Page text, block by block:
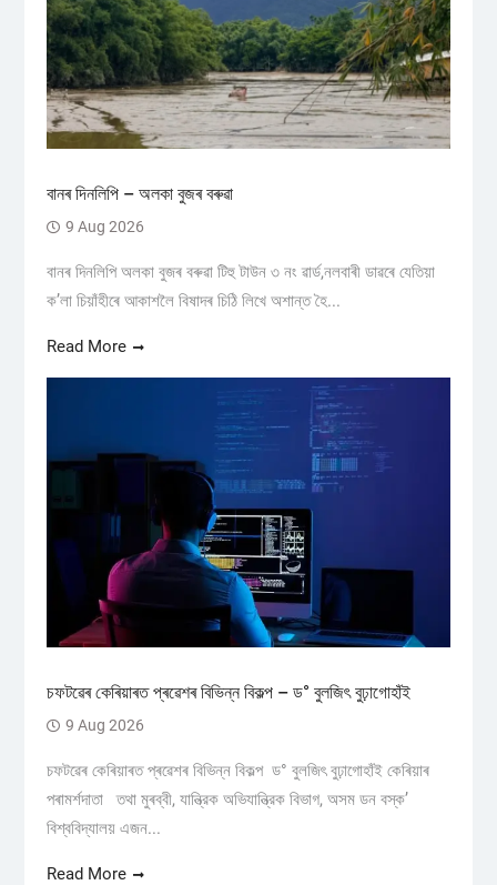
বানৰ দিনলিপি – অলকা বুজৰ বৰুৱা
9 Aug 2026
বানৰ দিনলিপি অলকা বুজৰ বৰুৱা টিহু টাউন ৩ নং ৱাৰ্ড,নলবাৰী ডাৱৰে যেতিয়া
ক’লা চিয়াঁহীৰে আকাশলৈ বিষাদৰ চিঠি লিখে অশান্ত হৈ...
Read More
চফটৱেৰ কেৰিয়াৰত প্ৰৱেশৰ বিভিন্ন বিকল্প – ড° বুলজিৎ বুঢ়াগোহাঁই
9 Aug 2026
চফটৱেৰ কেৰিয়াৰত প্ৰৱেশৰ বিভিন্ন বিকল্প ড° বুলজিৎ বুঢ়াগোহাঁই কেৰিয়াৰ
পৰামৰ্শদাতা তথা মুৰব্বী, যান্ত্রিক অভিযান্ত্রিক বিভাগ, অসম ডন বস্ক’
বিশ্ববিদ্যালয় এজন...
Read More